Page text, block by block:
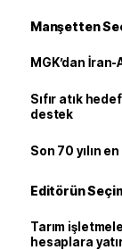
Manşetten
MGK’dan
Sıfır atık
destek
Son 70 yılın
Editörün
Tarım
hesaplara